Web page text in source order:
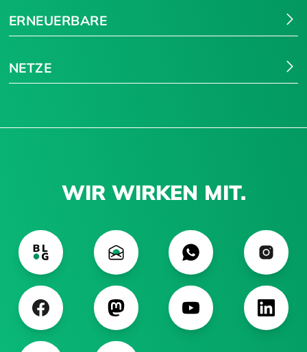
ERNEUERBARE
NETZE
WIR WIRKEN MIT.